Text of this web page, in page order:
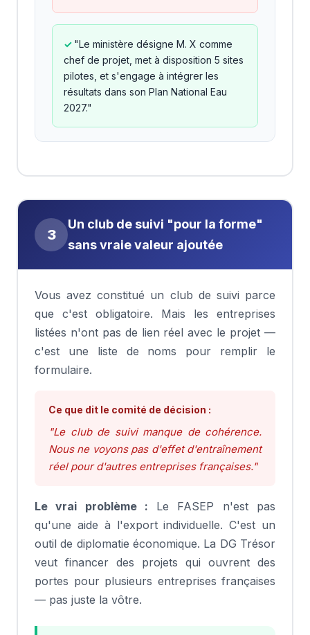
"Le ministère désigne M. X comme
chef de projet, met à disposition 5 sites
pilotes, et s'engage à intégrer les
résultats dans son Plan National Eau
2027."
3
Un club de suivi "pour la forme"
sans vraie valeur ajoutée
Vous avez constitué un club de suivi parce
que c'est obligatoire. Mais les entreprises
listées n'ont pas de lien réel avec le projet —
c'est une liste de noms pour remplir le
formulaire.
Ce que dit le comité de décision :
"Le club de suivi manque de cohérence.
Nous ne voyons pas d'effet d'entraînement
réel pour d'autres entreprises françaises."
Le vrai problème : Le FASEP n'est pas
qu'une aide à l'export individuelle. C'est un
outil de diplomatie économique. La DG Trésor
veut financer des projets qui ouvrent des
portes pour plusieurs entreprises françaises
— pas juste la vôtre.